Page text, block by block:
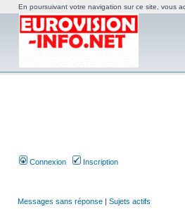
Connexion Inscription
Messages sans réponse | Sujets actifs
En poursuivant votre navigation sur ce site, vous